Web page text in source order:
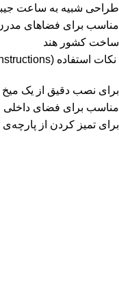
طراحی شبیه به ساعت
مناسب برای فضاهای
ساخت کشور هند
نکات استفاده (Usage Instructions):
برای نصب دقیق از یک میخ
مناسب برای فضای داخلی
برای تمیز کردن از